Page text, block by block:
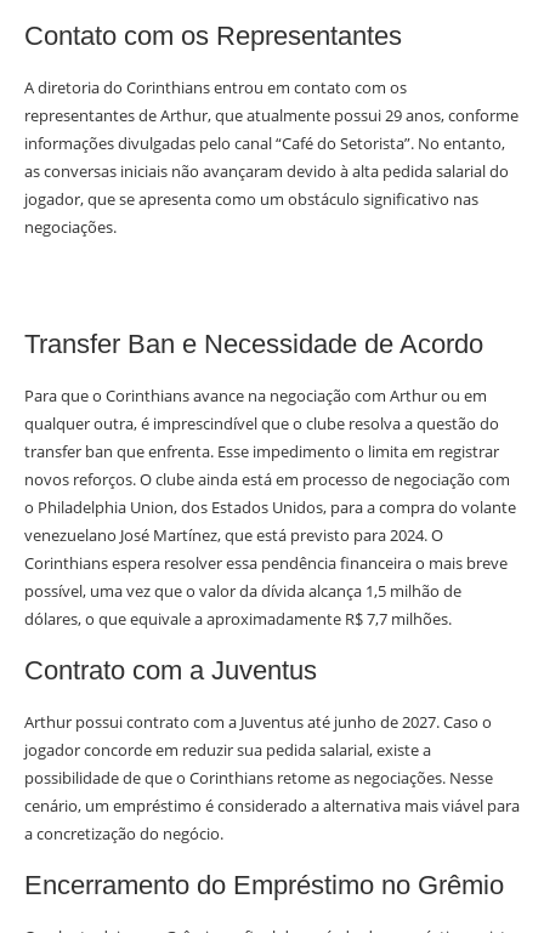
Contato com os Representantes
A diretoria do Corinthians entrou em contato com os
representantes de Arthur, que atualmente possui 29 anos, conforme
informações divulgadas pelo canal “Café do Setorista”. No entanto,
as conversas iniciais não avançaram devido à alta pedida salarial do
jogador, que se apresenta como um obstáculo significativo nas
negociações.
Transfer Ban e Necessidade de Acordo
Para que o Corinthians avance na negociação com Arthur ou em
qualquer outra, é imprescindível que o clube resolva a questão do
transfer ban que enfrenta. Esse impedimento o limita em registrar
novos reforços. O clube ainda está em processo de negociação com
o Philadelphia Union, dos Estados Unidos, para a compra do volante
venezuelano José Martínez, que está previsto para 2024. O
Corinthians espera resolver essa pendência financeira o mais breve
possível, uma vez que o valor da dívida alcança 1,5 milhão de
dólares, o que equivale a aproximadamente R$ 7,7 milhões.
Contrato com a Juventus
Arthur possui contrato com a Juventus até junho de 2027. Caso o
jogador concorde em reduzir sua pedida salarial, existe a
possibilidade de que o Corinthians retome as negociações. Nesse
cenário, um empréstimo é considerado a alternativa mais viável para
a concretização do negócio.
Encerramento do Empréstimo no Grêmio